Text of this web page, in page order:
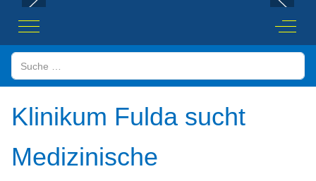
Mobile Menu Toggle Off-
Suchen
Klinikum Fulda sucht
Medizinische